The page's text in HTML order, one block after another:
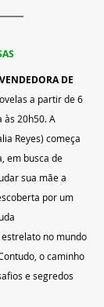
DE
a partir de 6
20h50. A
Reyes) começa
em busca de
sua mãe a
por um
no mundo
o caminho
e segredos